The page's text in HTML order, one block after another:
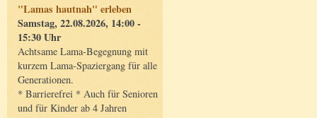
"Lamas hautnah" erleben
Samstag, 22.08.2026, 14:00 -
15:30 Uhr
Achtsame Lama-Begegnung mit
kurzem Lama-Spaziergang für alle
Generationen.
* Barrierefrei * Auch für Senioren
und für Kinder ab 4 Jahren